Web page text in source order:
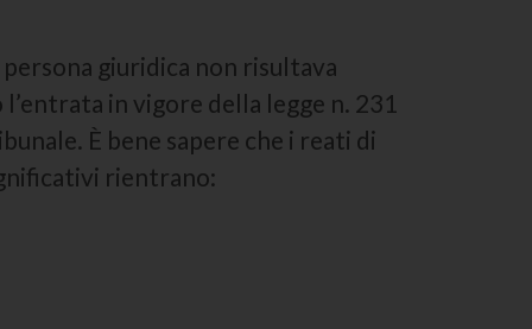
persona giuridica non risultava
in vigore della legge n. 231
È bene sapere che i reati di
rientrano: